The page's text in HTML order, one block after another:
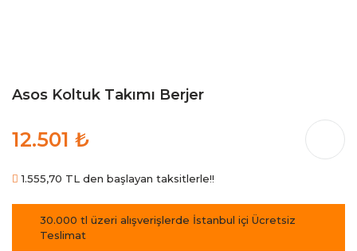
Asos Koltuk Takımı Berjer
12.501 ₺
1.555,70 TL den başlayan taksitlerle!!
30.000 tl üzeri alışverişlerde İstanbul içi Ücretsiz
Teslimat